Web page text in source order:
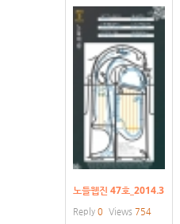
노들웹진 47호_2014.3
Reply 0 Views 754